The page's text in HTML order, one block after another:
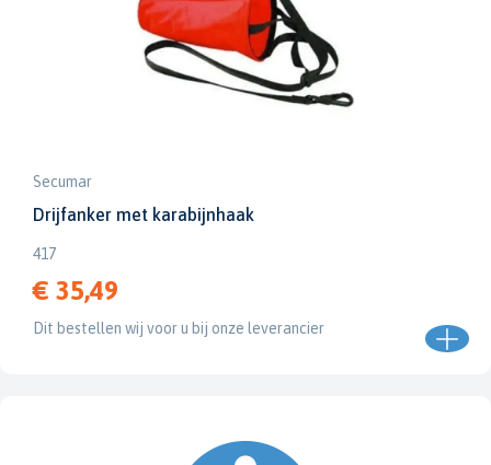
Secumar
Drijfanker met karabijnhaak
417
€ 35,49
Dit bestellen wij voor u bij onze leverancier